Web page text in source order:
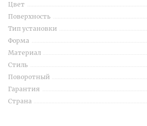
Цвет
Поверхность
Тип установки
Форма
Материал
Стиль
Поворотный
Гарантия
Страна